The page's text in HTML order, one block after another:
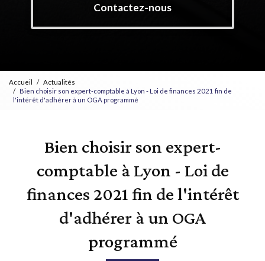
Contactez-nous
Accueil
Actualités
Bien choisir son expert-comptable à Lyon - Loi de finances 2021 fin de
l'intérêt d'adhérer à un OGA programmé
Bien choisir son expert-
comptable à Lyon - Loi de
finances 2021 fin de l'intérêt
d'adhérer à un OGA
programmé